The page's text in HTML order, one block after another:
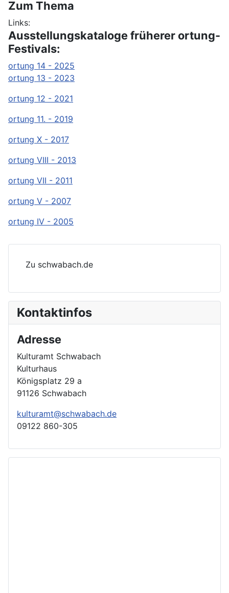
Zum Thema
Links:
Ausstellungskataloge früherer ortung-
Festivals:
ortung 14 - 2025
ortung 13 - 2023
ortung 12 - 2021
ortung 11. - 2019
ortung X - 2017
ortung VIII - 2013
ortung VII - 2011
ortung V - 2007
ortung IV - 2005
Zu schwabach.de
Kontaktinfos
Adresse
Kulturamt Schwabach
Kulturhaus
Königsplatz 29 a
91126 Schwabach
kulturamt@schwabach.de
09122 860-305